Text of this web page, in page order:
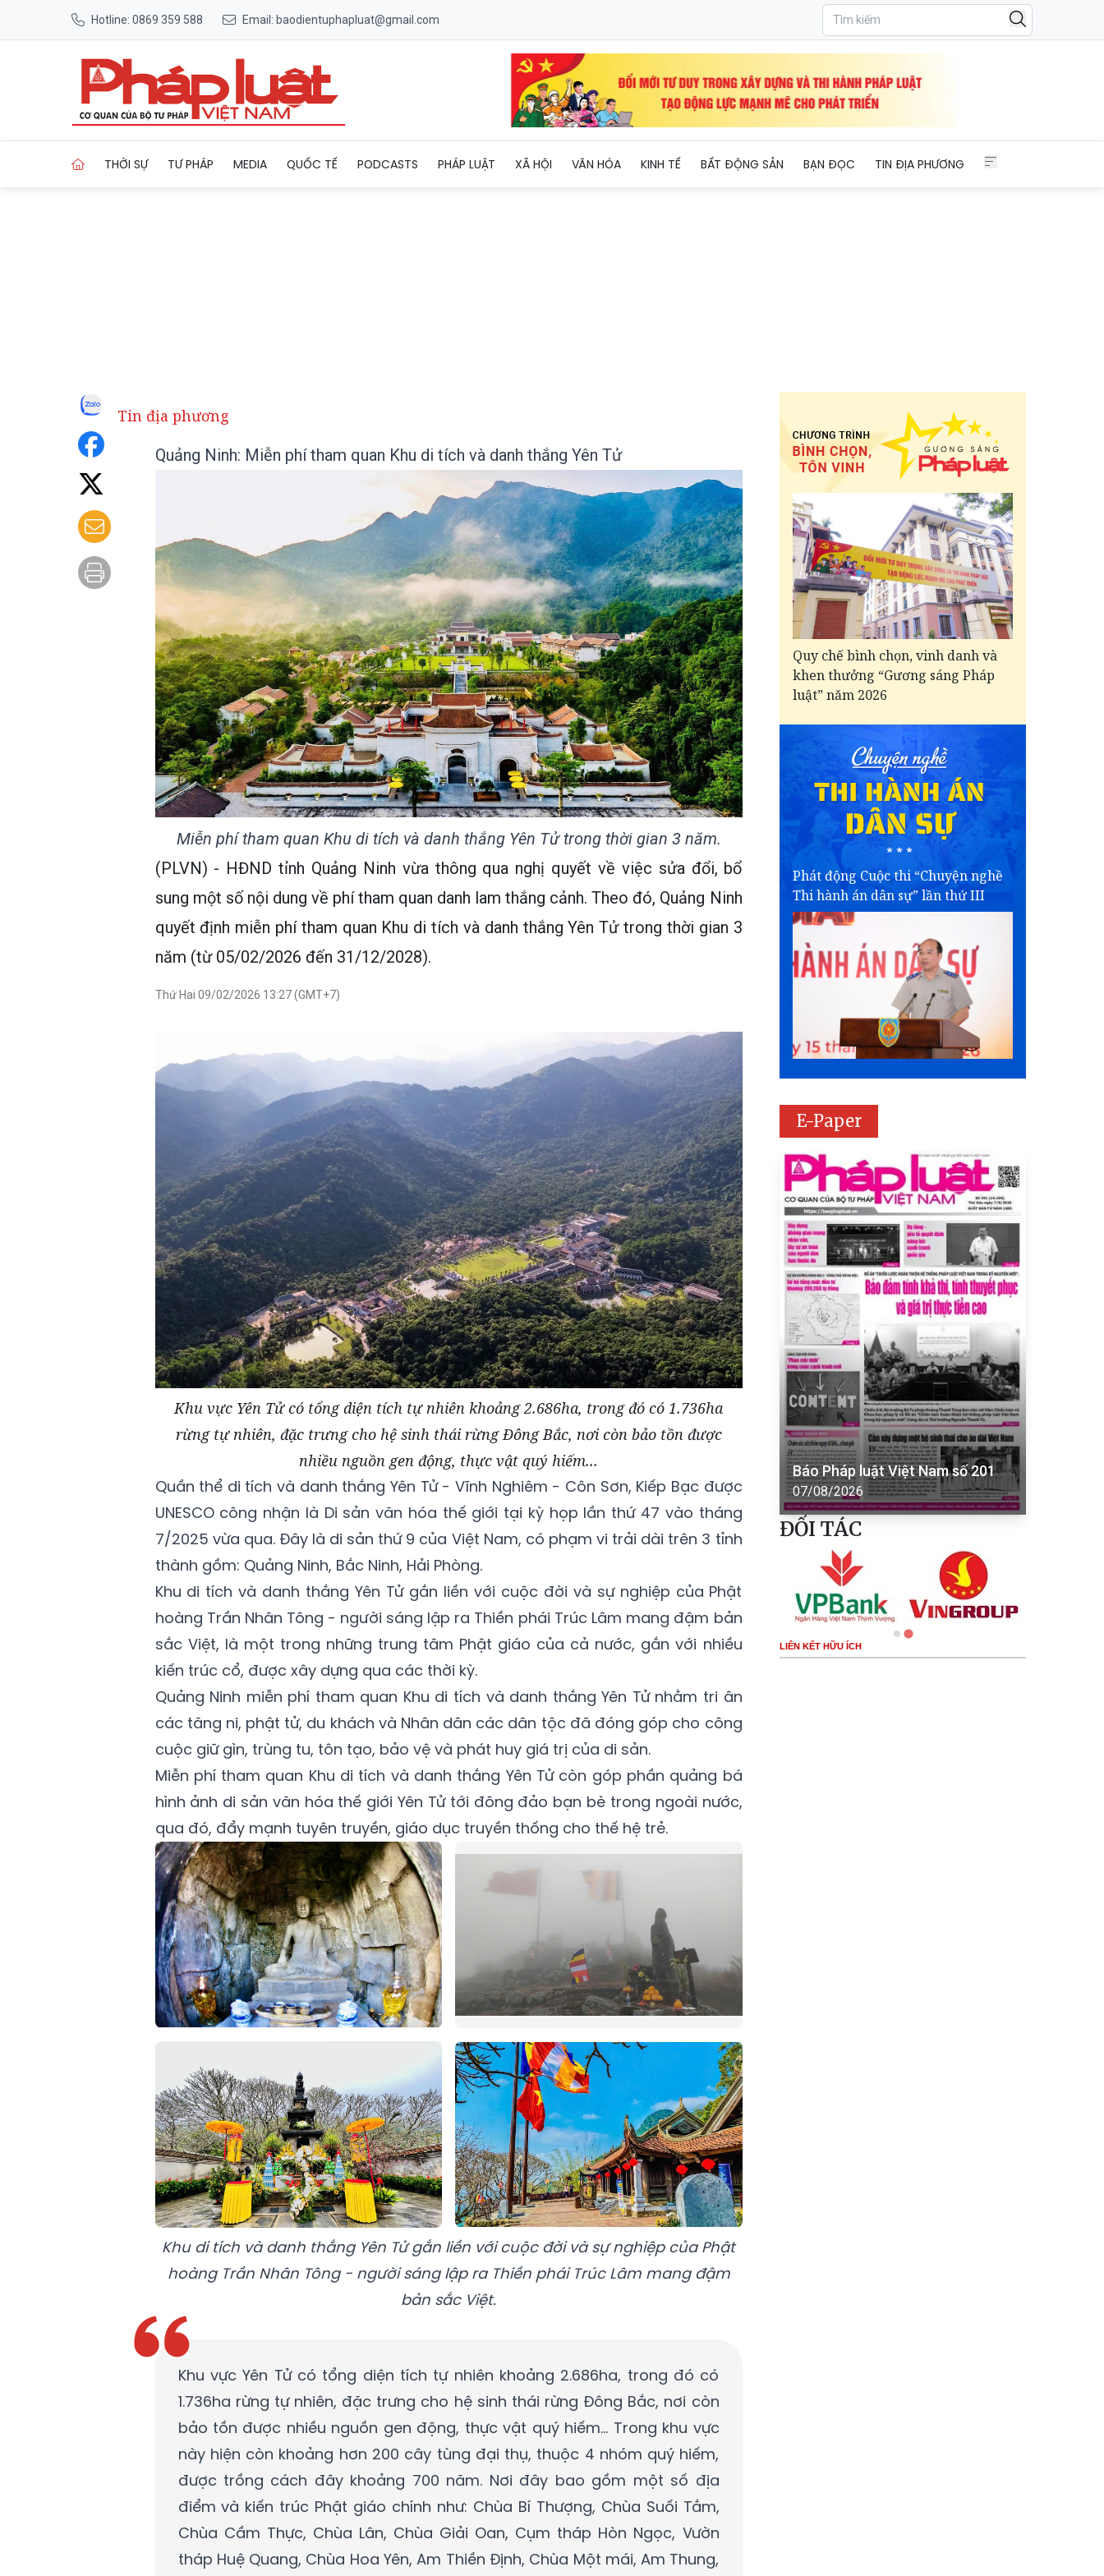
Hotline: 0869 359 588 Email: baodientuphapluat@gmail.com
THỜI SỰ TƯ PHÁP MEDIA QUỐC TẾ PODCASTS PHÁP LUẬT XÃ HỘI VĂN HÓA KINH TẾ BẤT ĐỘNG SẢN BẠN ĐỌC TIN ĐỊA PHƯƠNG
Tin địa phương
Quảng Ninh: Miễn phí tham quan Khu di tích và danh thắng Yên Tử
Miễn phí tham quan Khu di tích và danh thắng Yên Tử trong thời gian 3 năm.
(PLVN) - HĐND tỉnh Quảng Ninh vừa thông qua nghị quyết về việc sửa đổi, bổ
sung một số nội dung về phí tham quan danh lam thắng cảnh. Theo đó, Quảng Ninh
quyết định miễn phí tham quan Khu di tích và danh thắng Yên Tử trong thời gian 3
năm (từ 05/02/2026 đến 31/12/2028).
Thứ Hai 09/02/2026 13:27 (GMT+7)
Khu vực Yên Tử có tổng diện tích tự nhiên khoảng 2.686ha, trong đó có 1.736ha
rừng tự nhiên, đặc trưng cho hệ sinh thái rừng Đông Bắc, nơi còn bảo tồn được
nhiều nguồn gen động, thực vật quý hiếm...
Quần thể di tích và danh thắng Yên Tử - Vĩnh Nghiêm - Côn Sơn, Kiếp Bạc được
UNESCO công nhận là Di sản văn hóa thế giới tại kỳ họp lần thứ 47 vào tháng
7/2025 vừa qua. Đây là di sản thứ 9 của Việt Nam, có phạm vi trải dài trên 3 tỉnh
thành gồm: Quảng Ninh, Bắc Ninh, Hải Phòng.
Khu di tích và danh thắng Yên Tử gắn liền với cuộc đời và sự nghiệp của Phật
hoàng Trần Nhân Tông - người sáng lập ra Thiền phái Trúc Lâm mang đậm bản
sắc Việt, là một trong những trung tâm Phật giáo của cả nước, gắn với nhiều
kiến trúc cổ, được xây dựng qua các thời kỳ.
Quảng Ninh miễn phí tham quan Khu di tích và danh thắng Yên Tử nhằm tri ân
các tăng ni, phật tử, du khách và Nhân dân các dân tộc đã đóng góp cho công
cuộc giữ gìn, trùng tu, tôn tạo, bảo vệ và phát huy giá trị của di sản.
Miễn phí tham quan Khu di tích và danh thắng Yên Tử còn góp phần quảng bá
hình ảnh di sản văn hóa thế giới Yên Tử tới đông đảo bạn bè trong ngoài nước,
qua đó, đẩy mạnh tuyên truyền, giáo dục truyền thống cho thế hệ trẻ.
Khu di tích và danh thắng Yên Tử gắn liền với cuộc đời và sự nghiệp của Phật
hoàng Trần Nhân Tông - người sáng lập ra Thiền phái Trúc Lâm mang đậm
bản sắc Việt.
Khu vực Yên Tử có tổng diện tích tự nhiên khoảng 2.686ha, trong đó có
1.736ha rừng tự nhiên, đặc trưng cho hệ sinh thái rừng Đông Bắc, nơi còn
bảo tồn được nhiều nguồn gen động, thực vật quý hiếm... Trong khu vực
này hiện còn khoảng hơn 200 cây tùng đại thụ, thuộc 4 nhóm quý hiếm,
được trồng cách đây khoảng 700 năm. Nơi đây bao gồm một số địa
điểm và kiến trúc Phật giáo chính như: Chùa Bí Thượng, Chùa Suối Tắm,
Chùa Cầm Thực, Chùa Lân, Chùa Giải Oan, Cụm tháp Hòn Ngọc, Vườn
tháp Huệ Quang, Chùa Hoa Yên, Am Thiền Định, Chùa Một mái, Am Thung,
Quy chế bình chọn, vinh danh và
khen thưởng “Gương sáng Pháp
luật” năm 2026
Phát động Cuộc thi “Chuyện nghề
Thi hành án dân sự” lần thứ III
E-Paper
Báo Pháp luật Việt Nam số 201
07/08/2026
ĐỐI TÁC
LIÊN KẾT HỮU ÍCH